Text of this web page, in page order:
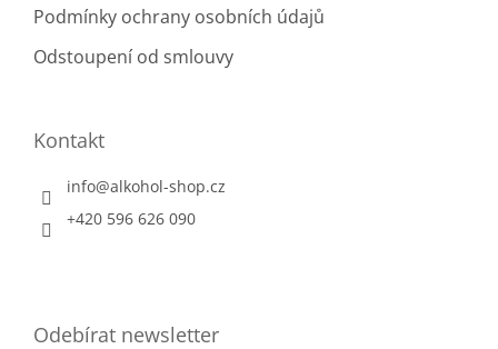
Podmínky ochrany osobních údajů
Odstoupení od smlouvy
Kontakt
info@alkohol-shop.cz
+420 596 626 090
Odebírat newsletter